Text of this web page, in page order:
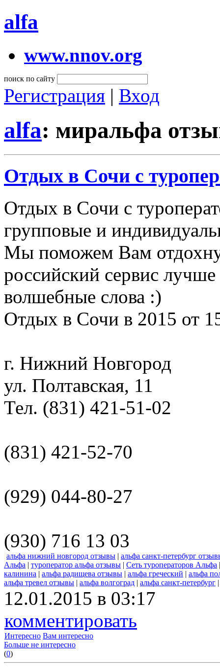
alfa
www.nnov.org
поиск по сайту
Регистрация | Вход
alfa: миральфа
Отдых в Сочи с
Отдых в Сочи с
групповые и
Мы поможем Вам
российский сервис
волшебные слова :)
Отдых в Сочи в 2015 от
г. Нижний Новгород
ул. Полтавская, 11
Тел. (831) 421-51-02
(831) 421-52-70
(929) 044-80-27
(930) 716 13 03
альфа нижний новгород отзывы | альфа санкт-петербург
Альфа | туроператор альфа отзывы | Сеть туроператоров Альфа
калинина | альфа радищева отзывы | альфа греческий | альфа
альфа тревел отзывы | альфа волгоград | альфа санкт-петербург
12.01.2015 в 03:17
комментировать
Интересно Вам интересно
Больше не интересно
(0)